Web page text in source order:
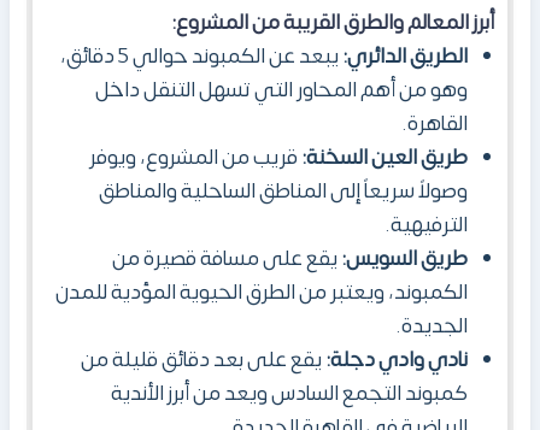
أبرز المعالم والطرق القريبة من المشروع:
الطريق الدائري:
يبعد عن الكمبوند حوالي 5 دقائق،
وهو من أهم المحاور التي تسهل التنقل داخل
القاهرة.
طريق العين السخنة:قريب من المشروع، ويوفر
وصولاً سريعاً إلى المناطق الساحلية والمناطق
الترفيهية.
طريق السويس:يقع على مسافة قصيرة من
الكمبوند، ويعتبر من الطرق الحيوية المؤدية للمدن
الجديدة.
نادي وادي دجلة:يقع على بعد دقائق قليلة من
كمبوند التجمع السادس ويعد من أبرز الأندية